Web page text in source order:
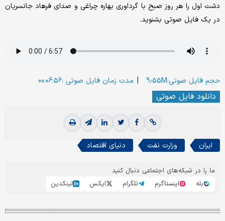
‌دشت اول را هر روز صبح با گرداوری بهاره چراغی و صدای فرهاد جانسریان
در یک فایل صوتی بشنوید.
حجم فایل صوتی:9.55M | مدت زمان فایل صوتی :00:06:56
دانلود فایل صوتی
ایران وزارت نفت دنیای اقتصاد
ما را در شبکه‌های اجتماعی دنبال کنید
بله
اینستاگرم تلگرام ایکس لینکدین